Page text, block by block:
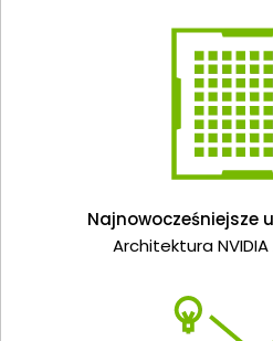
Najnowocześniejsze
Architektura